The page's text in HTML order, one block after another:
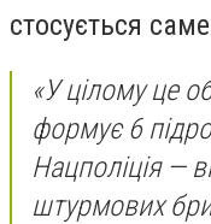
стосується
«У цілому це
формує 6
Нацполіція —
штурмових